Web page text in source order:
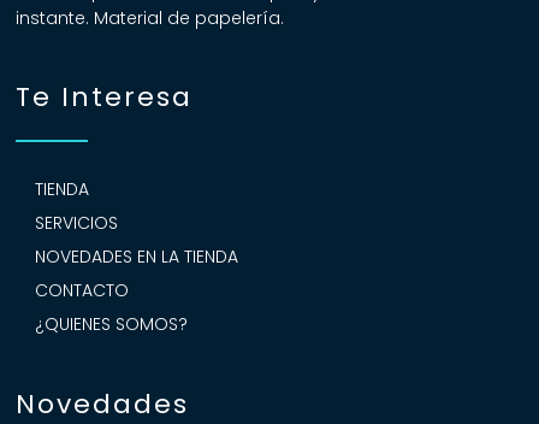
instante. Material de papelería.
Te Interesa
TIENDA
SERVICIOS
NOVEDADES EN LA TIENDA
CONTACTO
¿QUIENES SOMOS?
Novedades